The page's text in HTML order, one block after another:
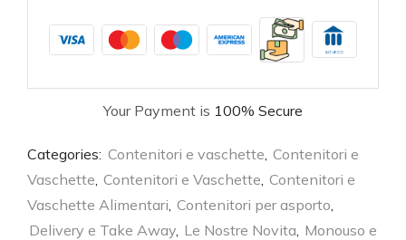
Your Payment is 100% Secure
Categories: Contenitori e vaschette Contenitori e
Vaschette Contenitori e Vaschette Contenitori e
Vaschette Alimentari Contenitori per asporto
Delivery e Take Away Le Nostre Novita Monouso e